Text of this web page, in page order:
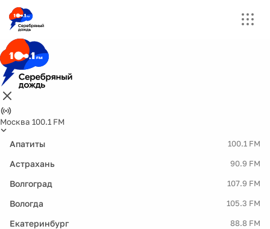
Москва 100.1 FM
Апатиты 100.1 FM
Астрахань 90.9 FM
Волгоград 107.9 FM
Вологда 105.3 FM
Екатеринбург 88.8 FM